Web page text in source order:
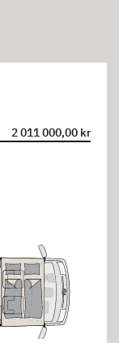
2 011 000,00 kr